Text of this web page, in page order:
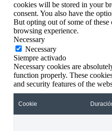
cookies will be stored in your
consent. You also have the
But opting out of some of
browsing experience.
Necessary
Necessary
Siempre activado
Necessary cookies are
function properly. These
and security features of the
Cookie